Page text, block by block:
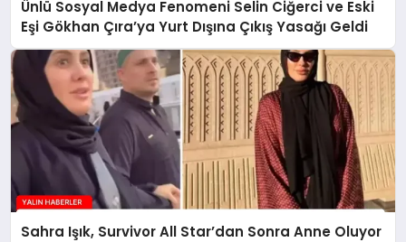
Ünlü Sosyal Medya Fenomeni Selin Ciğerci ve Eski
Eşi Gökhan Çıra’ya Yurt Dışına Çıkış Yasağı Geldi
Sahra Işık, Survivor All Star’dan Sonra Anne Oluyor